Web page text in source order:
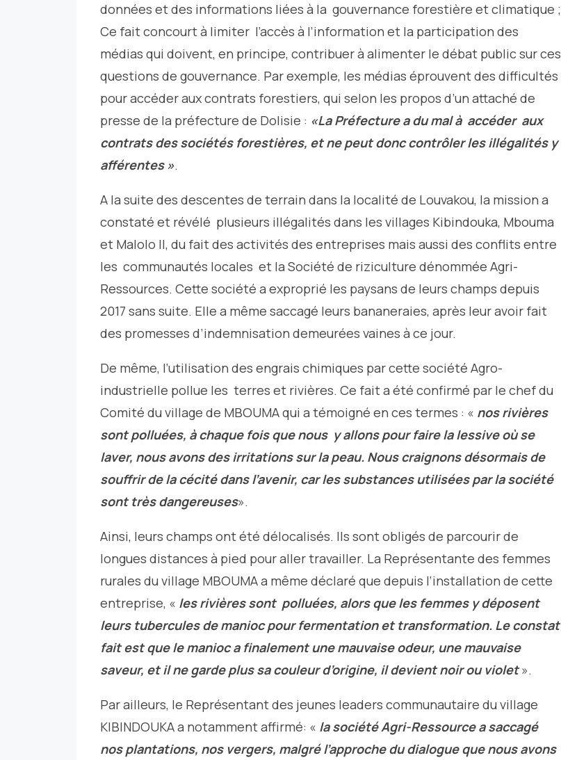
données et des informations liées à la gouvernance forestière et climatique ;
Ce fait concourt à limiter l’accès à l’information et la participation des
médias qui doivent, en principe, contribuer à alimenter le débat public sur ces
questions de gouvernance. Par exemple, les médias éprouvent des difficultés
pour accéder aux contrats forestiers, qui selon les propos d’un attaché de
presse de la préfecture de Dolisie : «La Préfecture a du mal à accéder aux
contrats des sociétés forestières, et ne peut donc contrôler les illégalités y
afférentes ».
A la suite des descentes de terrain dans la localité de Louvakou, la mission a
constaté et révélé plusieurs illégalités dans les villages Kibindouka, Mbouma
et Malolo II, du fait des activités des entreprises mais aussi des conflits entre
les communautés locales et la Société de riziculture dénommée Agri-
Ressources. Cette société a exproprié les paysans de leurs champs depuis
2017 sans suite. Elle a même saccagé leurs bananeraies, après leur avoir fait
des promesses d’indemnisation demeurées vaines à ce jour.
De même, l’utilisation des engrais chimiques par cette société Agro-
industrielle pollue les terres et rivières. Ce fait a été confirmé par le chef du
Comité du village de MBOUMA qui a témoigné en ces termes : « nos rivières
sont polluées, à chaque fois que nous y allons pour faire la lessive où se
laver, nous avons des irritations sur la peau. Nous craignons désormais de
souffrir de la cécité dans l’avenir, car les substances utilisées par la société
sont très dangereuses».
Ainsi, leurs champs ont été délocalisés. Ils sont obligés de parcourir de
longues distances à pied pour aller travailler. La Représentante des femmes
rurales du village MBOUMA a même déclaré que depuis l’installation de cette
entreprise, « les rivières sont polluées, alors que les femmes y déposent
leurs tubercules de manioc pour fermentation et transformation. Le constat
fait est que le manioc a finalement une mauvaise odeur, une mauvaise
saveur, et il ne garde plus sa couleur d’origine, il devient noir ou violet».
Par ailleurs, le Représentant des jeunes leaders communautaire du village
KIBINDOUKA a notamment affirmé: « la société Agri-Ressource a saccagé
nos plantations, nos vergers, malgré l’approche du dialogue que nous avons